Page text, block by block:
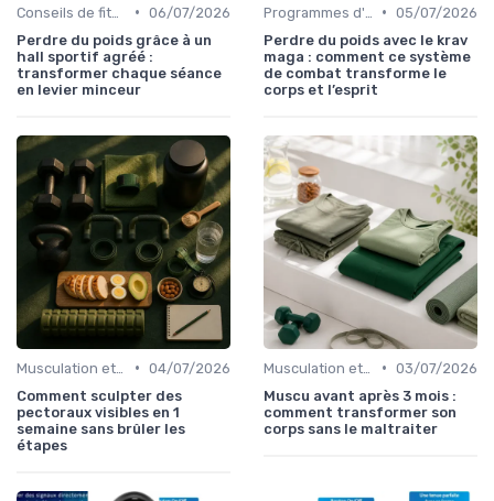
• 06/07/2026
Perdre du poids grâce à un
hall sportif agréé :
transformer chaque séance
en levier minceur
• 05/07/2026
Perdre du poids avec le krav
maga : comment ce système
de combat transforme le
corps et l’esprit
• 04/07/2026
Comment sculpter des
pectoraux visibles en 1
semaine sans brûler les
étapes
• 03/07/2026
Muscu avant après 3 mois :
comment transformer son
corps sans le maltraiter